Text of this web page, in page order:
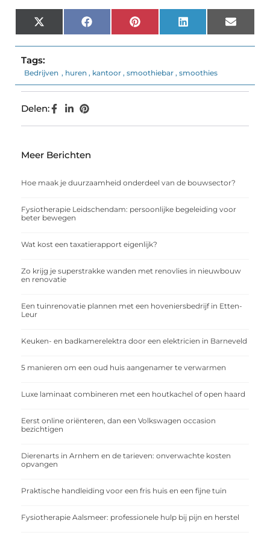
X
(Twitter)
FacebookPinterest LinkedIn Email
Tags:
Bedrijven , huren , kantoor , smoothiebar , smoothies
Delen:
Meer Berichten
Hoe maak je duurzaamheid onderdeel van de bouwsector?
Fysiotherapie Leidschendam: persoonlijke begeleiding voor
beter bewegen
Wat kost een taxatierapport eigenlijk?
Zo krijg je superstrakke wanden met renovlies in nieuwbouw
en renovatie
Een tuinrenovatie plannen met een hoveniersbedrijf in Etten-
Leur
Keuken- en badkamerelektra door een elektricien in Barneveld
5 manieren om een oud huis aangenamer te verwarmen
Luxe laminaat combineren met een houtkachel of open haard
Eerst online oriënteren, dan een Volkswagen occasion
bezichtigen
Dierenarts in Arnhem en de tarieven: onverwachte kosten
opvangen
Praktische handleiding voor een fris huis en een fijne tuin
Fysiotherapie Aalsmeer: professionele hulp bij pijn en herstel